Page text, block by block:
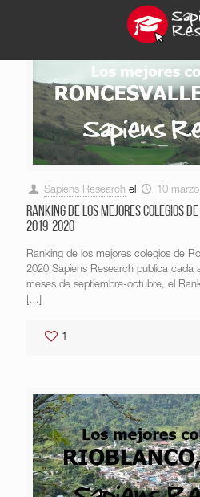
Sapiens Research el 10
Ranking de los mejores colegios
2019-2020
Ranking de los mejores colegios de
2020 Sapiens Research publica cada
meses de septiembre-octubre, el
[…]
1